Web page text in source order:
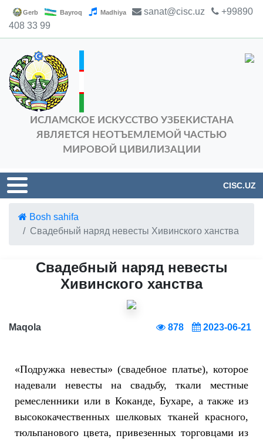
Gerb Bayroq Madhiya sanat@cisc.uz
+99890
408 33 99
ИСЛАМСКОЕ ИСКУССТВО УЗБЕКИСТАНА
ЯВЛЯЕТСЯ НЕОТЪЕМЛЕМОЙ ЧАСТЬЮ
МИРОВОЙ ЦИВИЛИЗАЦИИ
CISC.UZ
Bosh sahifa
Свадебный наряд невесты Хивинского ханства
Свадебный наряд невесты
Хивинского ханства
Maqola 878 2023-06-21
«Подружка невесты» (свадебное платье), которое
надевали невесты на свадьбу, ткали местные
ремесленники или в Коканде, Бухаре, а также из
высококачественных шелковых тканей красного,
тюльпанового цвета, привезенных торговцами из